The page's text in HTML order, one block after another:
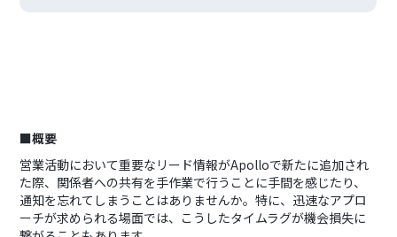
■概要
営業活動において重要なリード情報がApolloで新たに追加され
た際、関係者への共有を手作業で行うことに手間を感じたり、
通知を忘れてしまうことはありませんか。特に、迅速なアプロ
ーチが求められる場面では、こうしたタイムラグが機会損失に